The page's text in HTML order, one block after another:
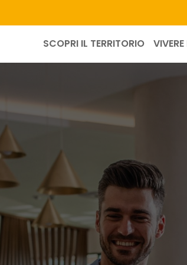
SCOPRI IL TERRITORIO